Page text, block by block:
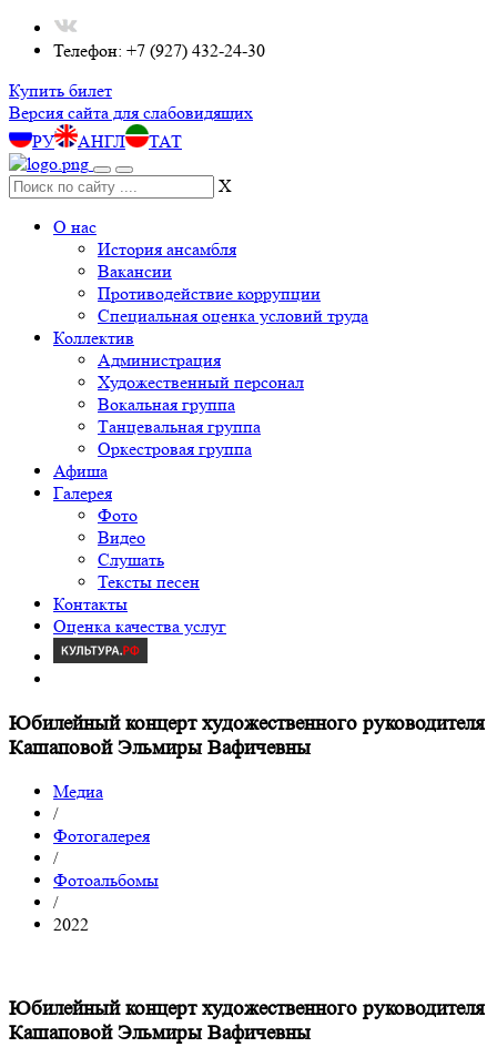
Телефон: +7 (927) 432-24-30
Купить билет
Версия сайта для слабовидящих
РУ
АНГЛ ТАТ
X
О нас
История ансамбля
Вакансии
Противодействие коррупции
Специальная оценка условий труда
Коллектив
Администрация
Художественный персонал
Вокальная группа
Танцевальная группа
Оркестровая группа
Афиша
Галерея
Фото
Видео
Слушать
Тексты песен
Контакты
Оценка качества услуг
Юбилейный концерт художественного руководителя
Кашаповой Эльмиры Вафичевны
Медиа
/
Фотогалерея
/
Фотоальбомы
/
2022
Юбилейный концерт художественного руководителя
Кашаповой Эльмиры Вафичевны